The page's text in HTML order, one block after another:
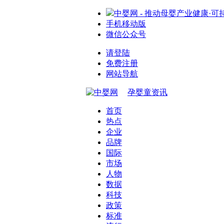
中婴网 - 推动母婴产业健康·可
手机移动版
微信公众号
请登陆
免费注册
网站导航
孕婴童资讯
首页
热点
企业
品牌
国际
市场
人物
数据
科技
政策
标准